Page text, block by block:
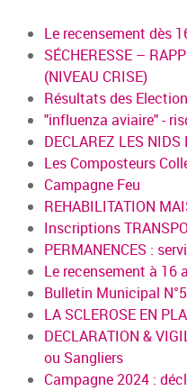
Le recensement dès
SÉCHERESSE –
(NIVEAU CRISE)
Résultats des
"influenza aviaire" -
DECLAREZ LES NIDS
Les Composteurs
Campagne Feu
REHABILITATION
Inscriptions
PERMANENCES :
Le recensement à 16
Bulletin Municipal
LA SCLEROSE EN
DECLARATION &
ou Sangliers
Campagne 2024 :